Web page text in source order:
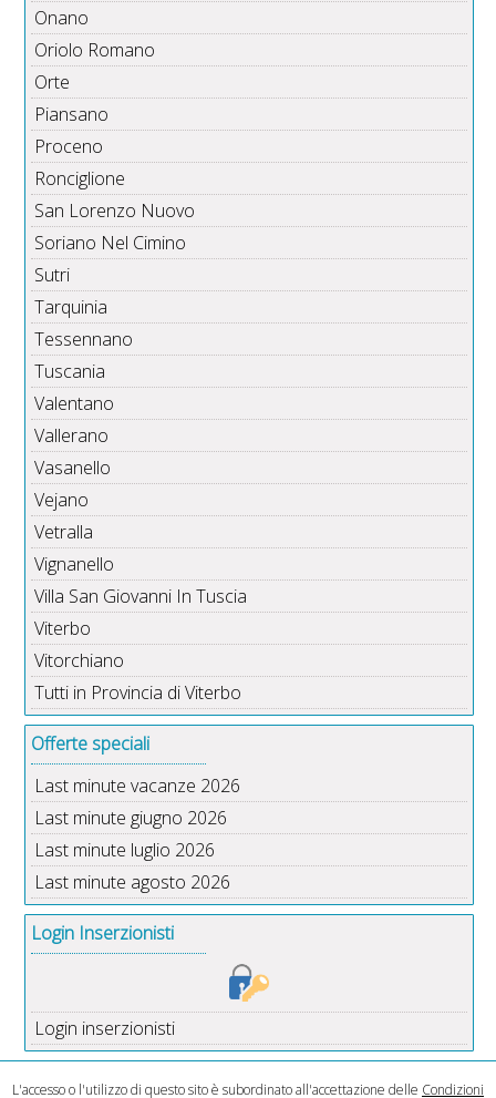
Onano
Oriolo Romano
Orte
Piansano
Proceno
Ronciglione
San Lorenzo Nuovo
Soriano Nel Cimino
Sutri
Tarquinia
Tessennano
Tuscania
Valentano
Vallerano
Vasanello
Vejano
Vetralla
Vignanello
Villa San Giovanni In Tuscia
Viterbo
Vitorchiano
Tutti in Provincia di Viterbo
Offerte speciali
Last minute vacanze 2026
Last minute giugno 2026
Last minute luglio 2026
Last minute agosto 2026
Login Inserzionisti
Login inserzionisti
L'accesso o l'utilizzo di questo sito è subordinato all'accettazione delle Condizioni